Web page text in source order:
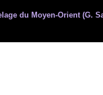
du Moyen-Orient (G.